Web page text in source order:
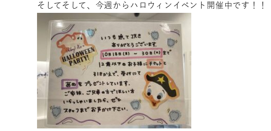
そしてそして、今週からハロウィンイベント開催中です！！